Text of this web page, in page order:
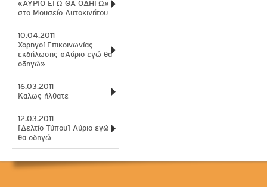
«ΑΥΡΙΟ ΕΓΩ ΘΑ ΟΔΗΓΩ»
στο Μουσείο Αυτοκινήτου
10.04.2011
Χορηγοί Επικοινωνίας
εκδήλωσης «Αύριο εγώ θα
οδηγώ»
16.03.2011
Καλως ήλθατε
12.03.2011
[Δελτίο Τύπου] Αύριο εγώ
θα οδηγώ